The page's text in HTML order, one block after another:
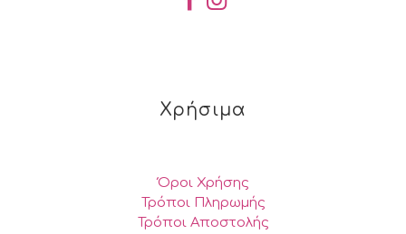
Χρήσιμα
Όροι Χρήσης
Τρόποι Πληρωμής
Τρόποι Αποστολής